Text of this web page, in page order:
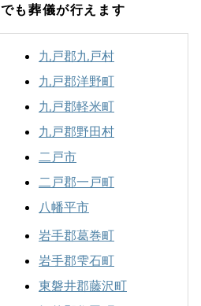
でも葬儀が行えます
九戸郡九戸村
九戸郡洋野町
九戸郡軽米町
九戸郡野田村
二戸市
二戸郡一戸町
八幡平市
岩手郡葛巻町
岩手郡雫石町
東磐井郡藤沢町